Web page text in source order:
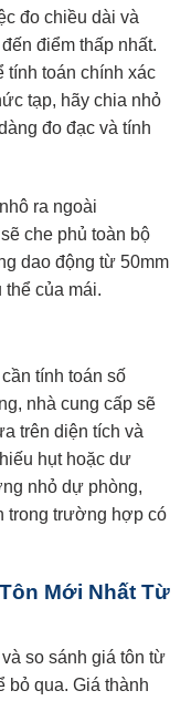
đo chiều dài và
điểm thấp nhất.
tính toán chính xác
tạp, hãy chia nhỏ
đo đạc và tính
ra ngoài
che phủ toàn bộ
dao động từ 50mm
thể của mái.
tính toán số
nhà cung cấp sẽ
trên diện tích và
hụt hoặc dư
nhỏ dự phòng,
trong trường hợp có
Mới Nhất Từ
so sánh giá tôn từ
bỏ qua. Giá thành